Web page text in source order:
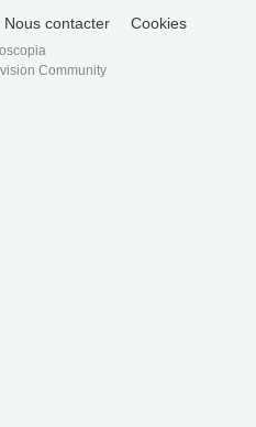
Nous contacter Cookies
Community